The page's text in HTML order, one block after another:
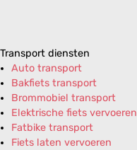
Transport diensten
Auto transport
Bakfiets transport
Brommobiel transport
Elektrische fiets vervoeren
Fatbike transport
Fiets laten vervoeren